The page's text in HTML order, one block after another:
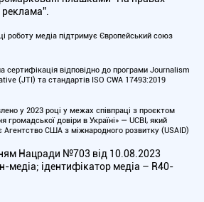
реклама”.
роботу медіа підтримує Європейський союз
сертифікація відповідно до програми Journalism
(JTI) та стандартів ISO CWA 17493:2019
у 2023 році у межах співпраці з проєктом
громадської довіри в Україні» — UCBI, який
Агентство США з міжнародного розвитку (USAID)
Нацради №703 від 10.08.2023
медіа; ідентифікатор медіа – R40-